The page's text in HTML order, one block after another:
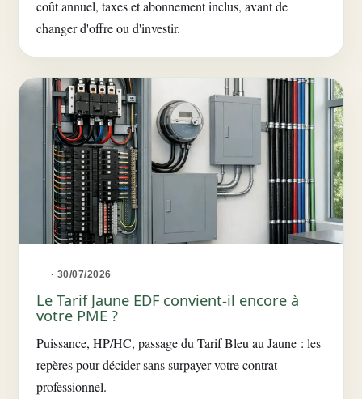
coût annuel, taxes et abonnement inclus, avant de
changer d'offre ou d'investir.
· 30/07/2026
Le Tarif Jaune EDF convient-il encore à
votre PME ?
Puissance, HP/HC, passage du Tarif Bleu au Jaune : les
repères pour décider sans surpayer votre contrat
professionnel.